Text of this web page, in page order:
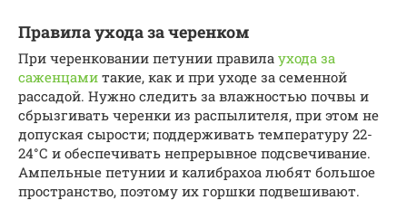
Правила ухода за черенком
При черенковании петунии правила ухода за
саженцами такие, как и при уходе за семенной
рассадой. Нужно следить за влажностью почвы и
сбрызгивать черенки из распылителя, при этом не
допуская сырости; поддерживать температуру 22-
24°С и обеспечивать непрерывное подсвечивание.
Ампельные петунии и калибрахоа любят большое
пространство, поэтому их горшки подвешивают.